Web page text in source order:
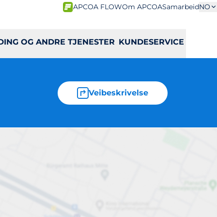
APCOA FLOWOm APCOASamarbeidNO
OG ANDRE TJENESTER KUNDESERVICE
Veibeskrivelse